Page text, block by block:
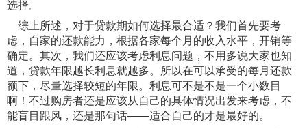
选择。
综上所述，对于贷款期如何选择最合适？我们首先要考
虑，自家的还款能力，根据各家每个月的收入水平，开销等
确定。其次，我们还应该考虑利息问题，不用多说大家也知
道，贷款年限越长利息就越多。所以在可以承受的每月还款
额下，尽量选择较短的年限。利息可不是不是一个小数目
啊！不过购房者还是应该从自己的具体情况出发来考虑，不
能盲目跟风，还是那句话——适合自己的才是最好的。